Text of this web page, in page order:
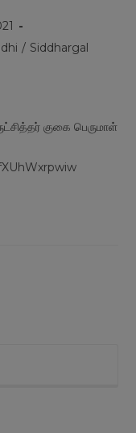
/ Siddhargal
குகை பெருமாள்